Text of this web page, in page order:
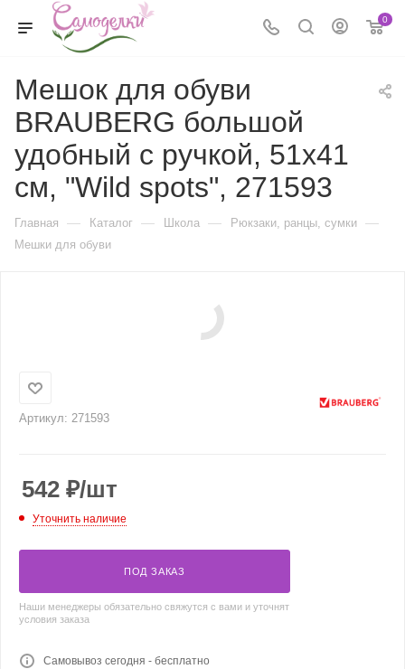
0
Мешок для обуви
BRAUBERG большой
удобный с ручкой, 51х41
см, "Wild spots", 271593
Главная — Каталог — Школа — Рюкзаки, ранцы, сумки —
Мешки для обуви
Артикул: 271593
542 ₽/шт
Уточнить наличие
ПОД ЗАКАЗ
Наши менеджеры обязательно свяжутся с вами и уточнят
условия заказа
Самовывоз сегодня - бесплатно